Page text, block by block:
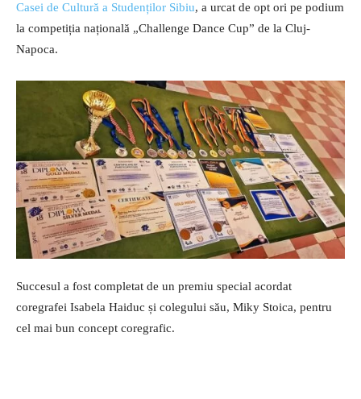
Casei de Cultură a Studenților Sibiu, a urcat de opt ori pe podium
la competiția națională „Challenge Dance Cup” de la Cluj-
Napoca.
Succesul a fost completat de un premiu special acordat
coregrafei Isabela Haiduc și colegului său, Miky Stoica, pentru
cel mai bun concept coregrafic.